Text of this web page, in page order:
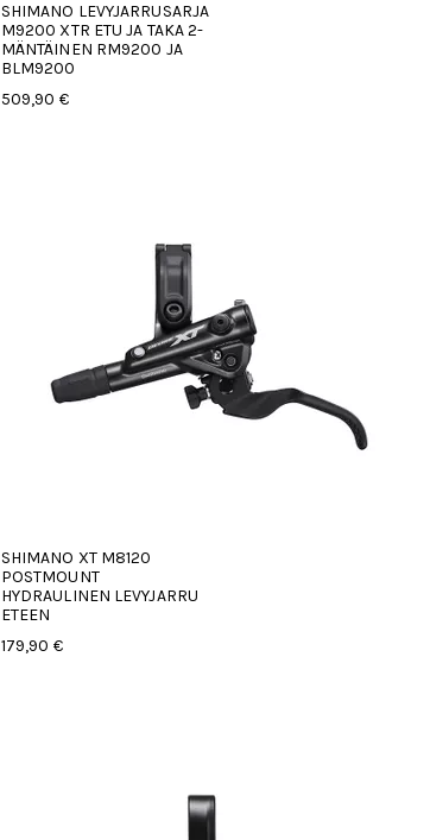
SHIMANO LEVYJARRUSARJA
M9200 XTR ETU JA TAKA 2-
MÄNTÄINEN RM9200 JA
BLM9200
509,90 €
SHIMANO XT M8120
POSTMOUNT
HYDRAULINEN LEVYJARRU
ETEEN
179,90 €